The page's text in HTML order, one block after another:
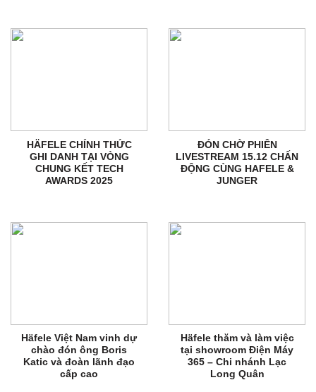
HÄFELE CHÍNH THỨC
GHI DANH TẠI VÒNG
CHUNG KẾT TECH
AWARDS 2025
ĐÓN CHỜ PHIÊN
LIVESTREAM 15.12 CHẤN
ĐỘNG CÙNG HAFELE &
JUNGER
Häfele Việt Nam vinh dự
chào đón ông Boris
Katic và đoàn lãnh đạo
cấp cao
Häfele thăm và làm việc
tại showroom Điện Máy
365 – Chi nhánh Lạc
Long Quân